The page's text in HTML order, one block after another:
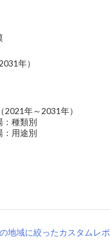
年）
年～2031年）
：種類別
：用途別
地域に絞ったカスタムレ